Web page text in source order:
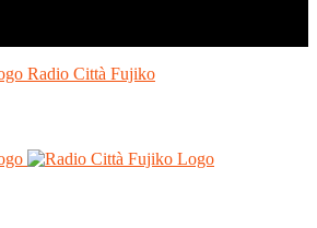
Radio Città Fujiko